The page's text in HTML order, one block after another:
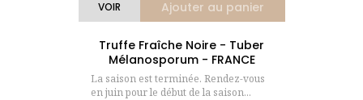
Ajouter au panier
VOIR
Truffe Fraîche Noire - Tuber
Mélanosporum - FRANCE
La saison est terminée. Rendez-vous
en juin pour le début de la saison...